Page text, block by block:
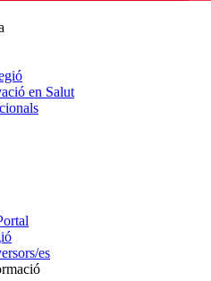
en Salut
es